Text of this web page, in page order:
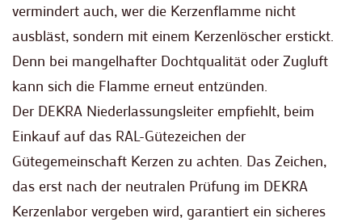
vermindert auch, wer die Kerzenflamme nicht
ausbläst, sondern mit einem Kerzenlöscher erstickt.
Denn bei mangelhafter Dochtqualität oder Zugluft
kann sich die Flamme erneut entzünden.
Der DEKRA Niederlassungsleiter empfiehlt, beim
Einkauf auf das RAL-Gütezeichen der
Gütegemeinschaft Kerzen zu achten. Das Zeichen,
das erst nach der neutralen Prüfung im DEKRA
Kerzenlabor vergeben wird, garantiert ein sicheres